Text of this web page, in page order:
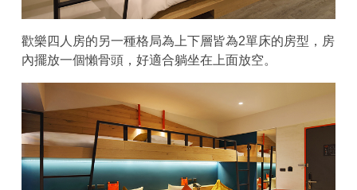
歡樂四人房的另一種格局為上下層皆為2單床的房型，房
內擺放一個懶骨頭，好適合躺坐在上面放空。